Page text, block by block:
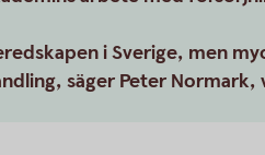
i Sverige, men
säger Peter Normark,